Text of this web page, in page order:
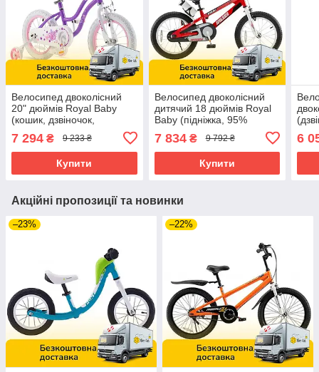
Велосипед двоколісний
20" дюймів Royal Baby
(кошик, дзвіночок,
RB20G-1 Фіолетовий
7 294 ₴ 9 233 ₴
Купити
Велосипед двоколісний
дитячий 18 дюймів Royal
Baby (підніжка, 95%
складання) SPACE RB18-
17 Червоний
7 834₴ 9 792 ₴
Купити
6
Акційні пропозиції та новинки
–23% –22%